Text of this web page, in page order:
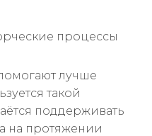
процессы
лучше
такой
поддерживать
на протяжении